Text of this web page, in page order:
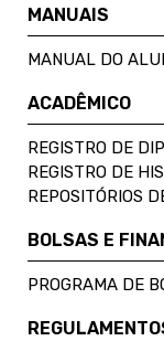
MANUAIS
MANUAL DO
ACADÊMICO
REGISTRO DE
REGISTRO DE
REPOSITÓRIOS
BOLSAS E
PROGRAMA DE